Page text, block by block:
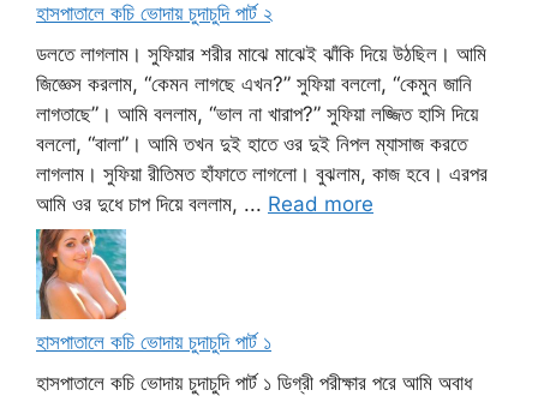
হাসপাতালে কচি ভোদায় চুদাচুদি পার্ট ২
ডলতে লাগলাম। সুফিয়ার শরীর মাঝে মাঝেই ঝাঁকি দিয়ে উঠছিল। আমি
জিজ্ঞেস করলাম, “কেমন লাগছে এখন?” সুফিয়া বললো, “কেমুন জানি
লাগতাছে”। আমি বললাম, “ভাল না খারাপ?” সুফিয়া লজ্জিত হাসি দিয়ে
বললো, “বালা”। আমি তখন দুই হাতে ওর দুই নিপল ম্যাসাজ করতে
লাগলাম। সুফিয়া রীতিমত হাঁফাতে লাগলো। বুঝলাম, কাজ হবে। এরপর
আমি ওর দুধে চাপ দিয়ে বললাম, ... Read more
হাসপাতালে কচি ভোদায় চুদাচুদি পার্ট ১
হাসপাতালে কচি ভোদায় চুদাচুদি পার্ট ১ ডিগ্রী পরীক্ষার পরে আমি অবাধ